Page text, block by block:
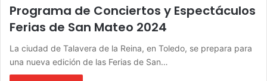
Programa de Conciertos y Espectáculos
Ferias de San Mateo 2024
La ciudad de Talavera de la Reina, en Toledo, se prepara para
una nueva edición de las Ferias de San…